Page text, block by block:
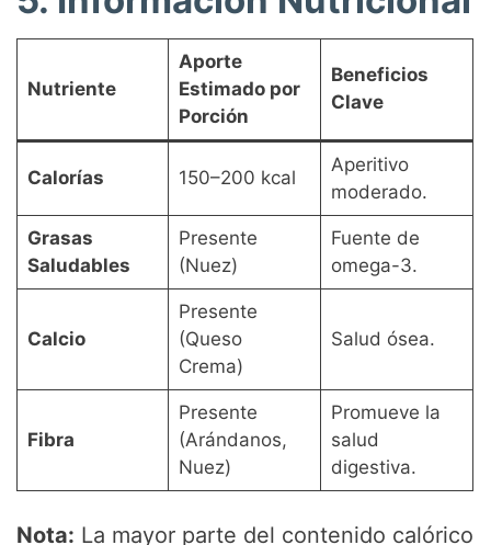
Nutriente
Aporte
Estimado por
Porción
Beneficios
Clave
Calorías 150–200 kcal
Aperitivo
moderado.
Grasas
Saludables
Presente
(Nuez)
Fuente de
omega-3.
Calcio
Presente
(Queso
Crema)
Salud ósea.
Fibra
Presente
(Arándanos,
Nuez)
Promueve la
salud
digestiva.
Nota: La mayor parte del contenido calórico